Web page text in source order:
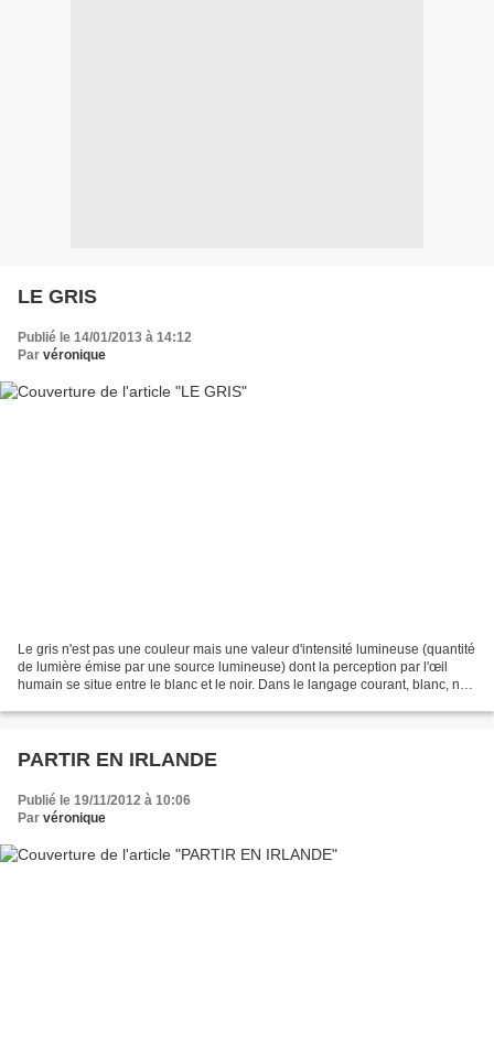
LE GRIS
Publié le 14/01/2013 à 14:12
Par véronique
Le gris n'est pas une couleur mais une valeur d'intensité lumineuse (quantité
de lumière émise par une source lumineuse) dont la perception par l'œil
humain se situe entre le blanc et le noir. Dans le langage courant, blanc, noir
PARTIR EN IRLANDE
Publié le 19/11/2012 à 10:06
Par véronique